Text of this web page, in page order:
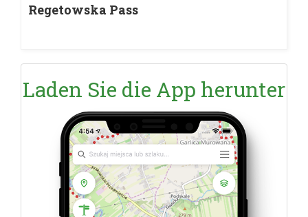
Regetowska Pass
Laden Sie die App herunter